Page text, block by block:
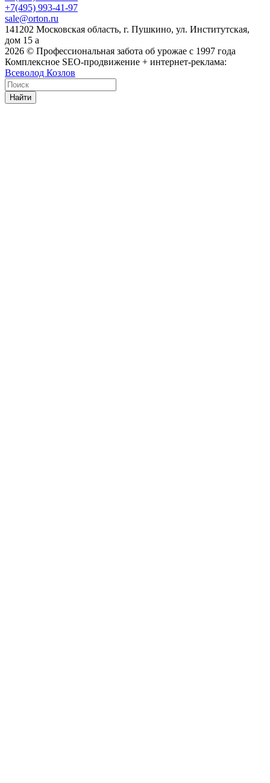
+7(495) 993-41-97
sale@orton.ru
141202 Московская область, г. Пушкино, ул. Институтская,
дом 15 а
2026 © Профессиональная забота об урожае с 1997 года
Комплексное SEO-продвижение + интернет-реклама:
Всеволод Козлов
Найти